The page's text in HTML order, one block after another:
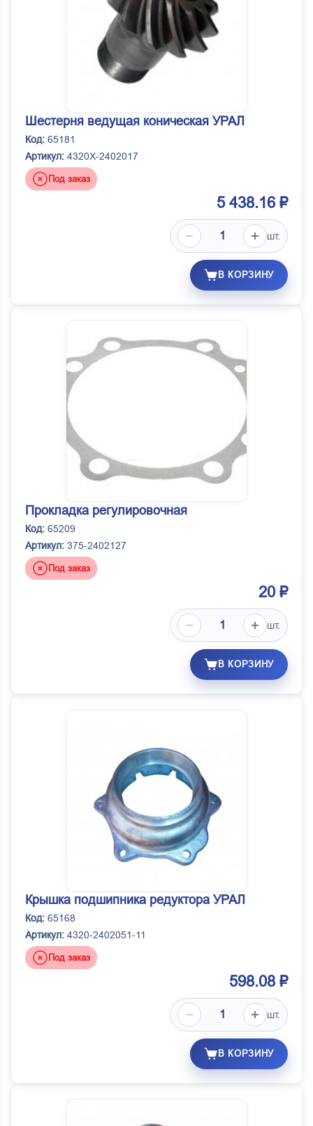
Шестерня ведущая коническая УРАЛ
Код: 65181
Артикул: 4320Х-2402017
Под заказ
5 438.16 ₽
шт.
В КОРЗИНУ
Прокладка регулировочная
Код: 65209
Артикул: 375-2402127
Под заказ
20 ₽
шт.
В КОРЗИНУ
Крышка подшипника редуктора УРАЛ
Код: 65168
Артикул: 4320-2402051-11
Под заказ
598.08 ₽
шт.
В КОРЗИНУ